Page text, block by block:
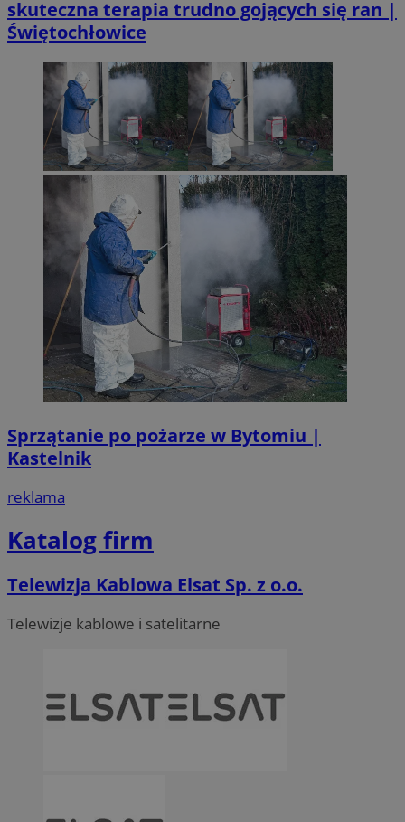
skuteczna terapia trudno gojących się ran |
Świętochłowice
Sprzątanie po pożarze w Bytomiu |
Kastelnik
reklama
Katalog firm
Telewizja Kablowa Elsat Sp. z o.o.
Telewizje kablowe i satelitarne